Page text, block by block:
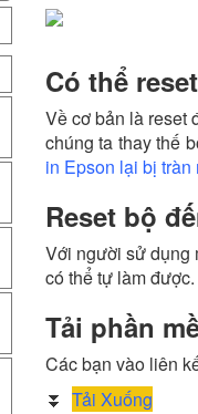
Có thể
Về cơ bản là reset
chúng ta thay thế
in Epson lại bị tràn
Reset bộ
Với người sử dụng
có thể tự làm được.
Tải phần
Các bạn vào liên
⏬ Tải Xuống